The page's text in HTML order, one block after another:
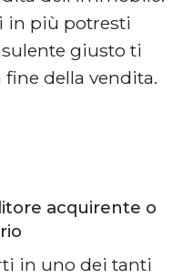
in più potresti
giusto ti
fine della vendita.
acquirente o
in uno dei tanti